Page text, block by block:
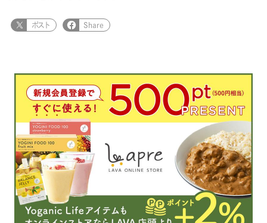
ポスト Share